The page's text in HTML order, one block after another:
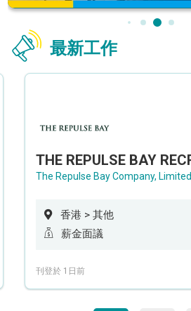
最新工作
The Repulse Bay Company, Limited
香港 > 其他
薪金面議
刊登於 1日前